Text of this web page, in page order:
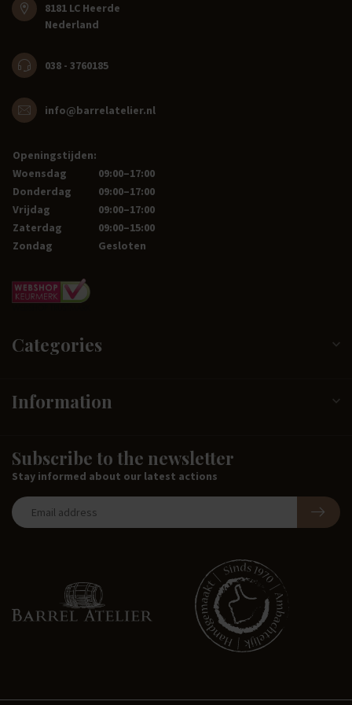
8181 LC Heerde
Nederland
038 - 3760185
info@barrelatelier.nl
Openingstijden:
Woensdag
09:00–17:00
Donderdag
09:00–17:00
Vrijdag
09:00–17:00
Zaterdag
09:00–15:00
Zondag
Gesloten
Categories
Information
Subscribe to the newsletter
Stay informed about our latest actions